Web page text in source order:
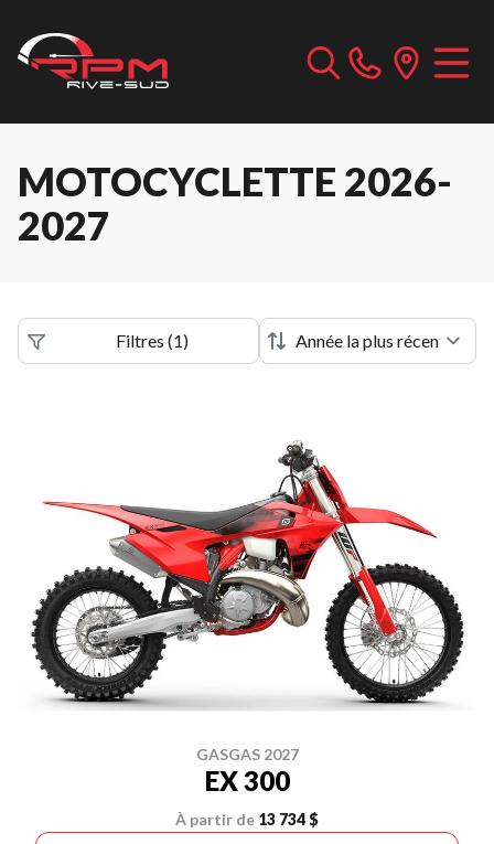
MOTOCYCLETTE 2026-
2027
Filtres (1)
GASGAS 2027
EX 300
À partir de 13 734 $